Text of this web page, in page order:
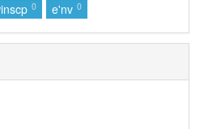
0 e'nv 0